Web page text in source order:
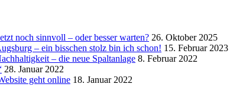
noch sinnvoll – oder besser warten? 26. Oktober 2025
– ein bisschen stolz bin ich schon! 15. Februar 2023
– die neue Spaltanlage 8. Februar 2022
28. Januar 2022
geht online 18. Januar 2022